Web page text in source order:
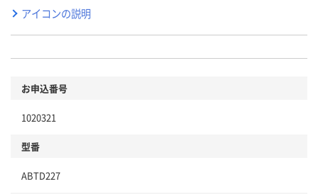
アイコンの説明
お申込番号
1020321
型番
ABTD227